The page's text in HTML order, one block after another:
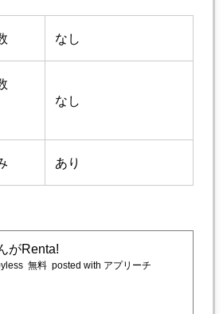
なし
なし
あり
がRenta!
無料 posted with アプリーチ